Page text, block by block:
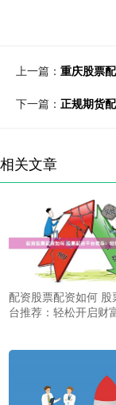
上一篇： 重庆股票
下一篇： 正规期货
相关文章
配资股票配资如何 股
台推荐：轻松开启财